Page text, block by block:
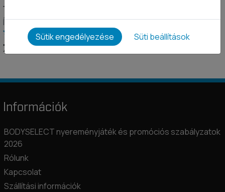
Tökmag fehérje
Ízesítetlen 1 kg
7 990 Ft
Információk
BODYSELECT nyereményjáték és promóciós szabályzatok
2026
Rólunk
Kapcsolat
Szállítási információk
Sütik engedélyezése Süti beállítások